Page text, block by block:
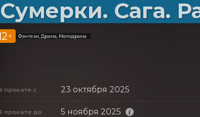
Сумерки. Сага.
+ Фэнтези, Драма, Мелодрама
прокате с 23 октября 2025
прокате до 5 ноября 2025